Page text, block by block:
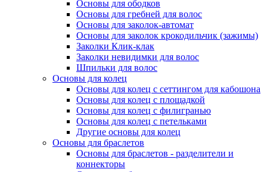
Основы для ободков
Основы для гребней для волос
Основы для заколок-автомат
Основы для заколок крокодильчик (зажимы)
Заколки Клик-клак
Заколки невидимки для волос
Шпильки для волос
Основы для колец
Основы для колец с сеттингом для кабошона
Основы для колец с площадкой
Основы для колец с филигранью
Основы для колец с петельками
Другие основы для колец
Основы для браслетов
Основы для браслетов - разделители и
коннекторы